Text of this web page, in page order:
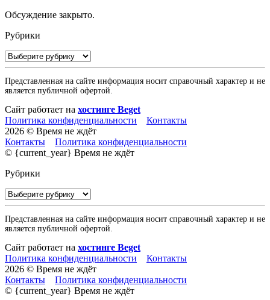
Обсуждение закрыто.
Рубрики
Рубрики
Представленная на сайте информация носит справочный характер и не
является публичной офертой.
Сайт работает на хостинге Beget
Политика конфиденциальности
Контакты
2026 © Время не ждёт
Контакты
Политика конфиденциальности
© {current_year} Время не ждёт
Рубрики
Рубрики
Представленная на сайте информация носит справочный характер и не
является публичной офертой.
Сайт работает на хостинге Beget
Политика конфиденциальности
Контакты
2026 © Время не ждёт
Контакты
Политика конфиденциальности
© {current_year} Время не ждёт